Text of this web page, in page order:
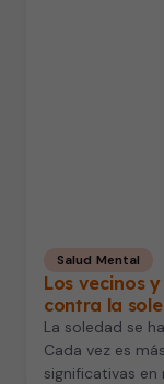
Salud Mental
Los vecinos
contra la
La soledad se
Cada vez es
significativas en